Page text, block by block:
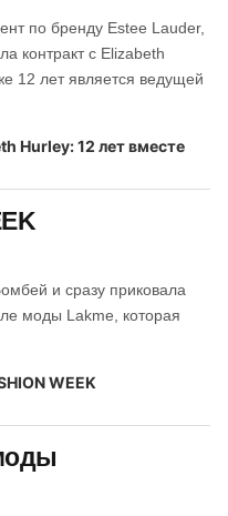
по бренду Estee Lauder,
контракт с Elizabeth
12 лет является ведущей
и сразу приковала
моды Lakme, которая